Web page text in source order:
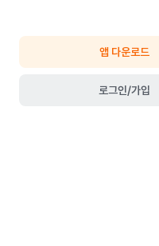
앱 다운로드
로그인/가입